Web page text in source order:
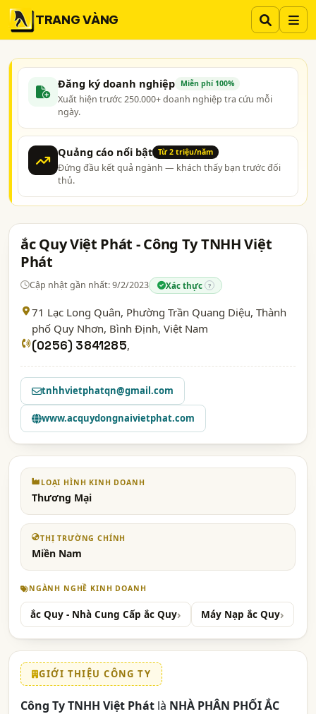
TRANG VÀNG
Đăng ký doanh nghiệp Miễn phí 100%
Xuất hiện trước 250.000+ doanh nghiệp tra cứu mỗi
ngày.
Quảng cáo nổi bật Từ 2 triệu/năm
Đứng đầu kết quả ngành — khách thấy bạn trước đối
thủ.
ắc Quy Việt Phát - Công Ty TNHH Việt
Phát
Cập nhật gần nhất: 9/2/2023 Xác thực ?
71 Lạc Long Quân, Phường Trần Quang Diệu, Thành
phố Quy Nhơn, Bình Định, Việt Nam
(0256) 3841285,
tnhhvietphatqn@gmail.com
www.acquydongnaivietphat.com
LOẠI HÌNH KINH DOANH
Thương Mại
THỊ TRƯỜNG CHÍNH
Miền Nam
NGÀNH NGHỀ KINH DOANH
ắc Quy - Nhà Cung Cấp ắc Quy Máy Nạp ắc Quy
GIỚI THIỆU CÔNG TY
Công Ty TNHH Việt Phát là NHÀ PHÂN PHỐI ẮC